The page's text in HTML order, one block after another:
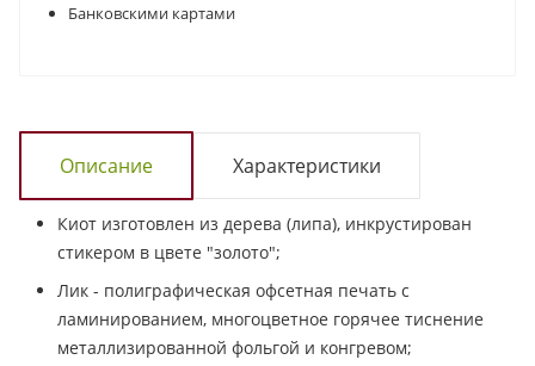
Банковскими картами
Описание Характеристики
Киот изготовлен из дерева (липа), инкрустирован
стикером в цвете "золото";
Лик - полиграфическая офсетная печать с
ламинированием, многоцветное горячее тиснение
металлизированной фольгой и конгревом;